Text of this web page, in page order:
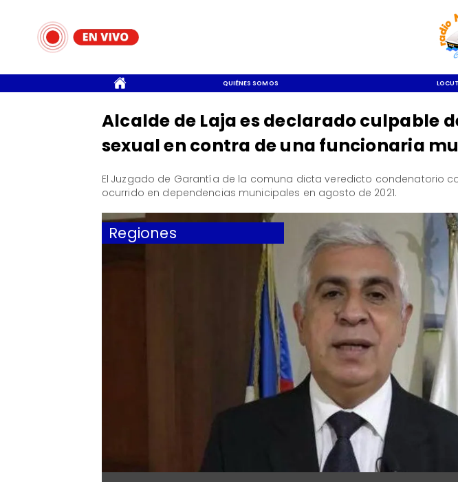
QUIÉNES SOMOS
Regiones
Alcalde de Laja es declarado culpable
sexual en contra de una funcionaria
​El Juzgado de Garantía de la comuna dicta veredicto condenatorio
ocurrido en dependencias municipales en agosto de 2021.